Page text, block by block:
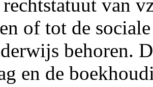
van
of tot de
behoren.
en de